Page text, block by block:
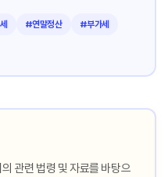
#연말정산 #부가세
관련 법령 및 자료를 바탕으